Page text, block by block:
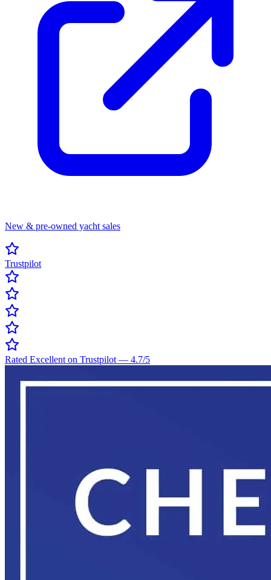
New & pre-owned yacht sales
Trustpilot
Rated Excellent on Trustpilot — 4.7/5